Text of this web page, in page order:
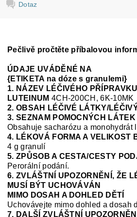
Dotaz
Pečlivě pročtěte příbalovou
ÚDAJE UVÁDĚNÉ NA
{ETIKETA na dóze s granulemi}
1. NÁZEV LÉČIVÉHO PŘÍPRAVKU
LUTEINUM 4CH-200CH, 6K-10MK
2. OBSAH LÉČIVÉ LÁTKY/
3. SEZNAM POMOCNÝCH LÁTEK
Obsahuje sacharózu a monohydrát
4. LÉKOVÁ FORMA A VELIKOST
4 g granulí
5. ZPŮSOB A CESTA/CESTY
Perorální podání.
6. ZVLÁŠTNÍ UPOZORNĚNÍ, ŽE
MUSÍ BÝT UCHOVÁVÁN
MIMO DOSAH A DOHLED DĚTÍ
Uchovávejte mimodohled adosah
7. DALŠÍ ZVLÁŠTNÍ